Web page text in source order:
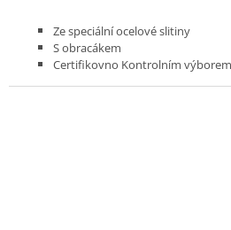
Ze speciální ocelové slitiny
S obracákem
Certifikovno Kontrolním